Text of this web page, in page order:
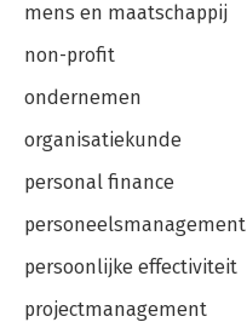
mens en maatschappij
non-profit
ondernemen
organisatiekunde
personal finance
personeelsmanagement
persoonlijke effectiviteit
projectmanagement